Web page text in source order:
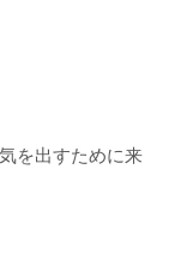
を出すために来